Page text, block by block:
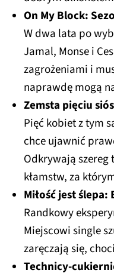
On My Block:
W dwa lata po
Jamal, Monse i
zagrożeniami i
naprawdę mogą
Zemsta pięciu
Pięć kobiet z tym
chce ujawnić
Odkrywają szereg
kłamstw, za
Miłość jest ślepa:
Randkowy
Miejscowi single
zaręczają się,
Technicy-